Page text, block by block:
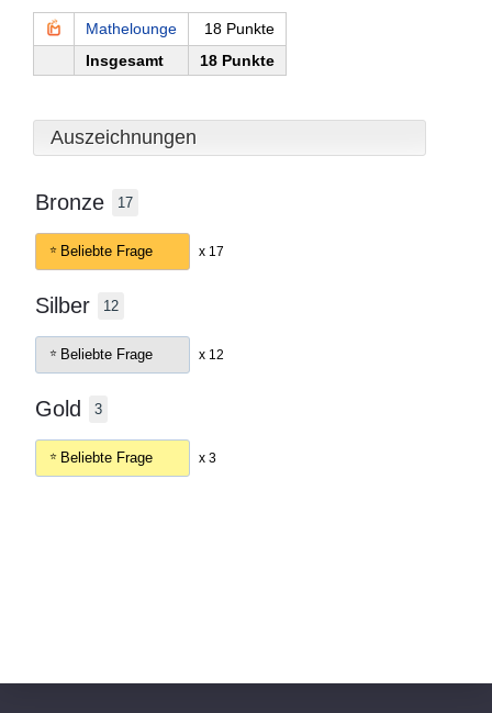
Mathelounge
18 Punkte
Insgesamt
18 Punkte
Auszeichnungen
Bronze 17
Beliebte Frage x 17
Silber 12
Beliebte Frage x 12
Gold 3
Beliebte Frage x 3